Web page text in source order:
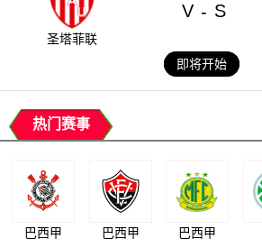
圣塔菲联
V - S
即将开始
热门赛事
巴西甲 巴西甲 巴西甲